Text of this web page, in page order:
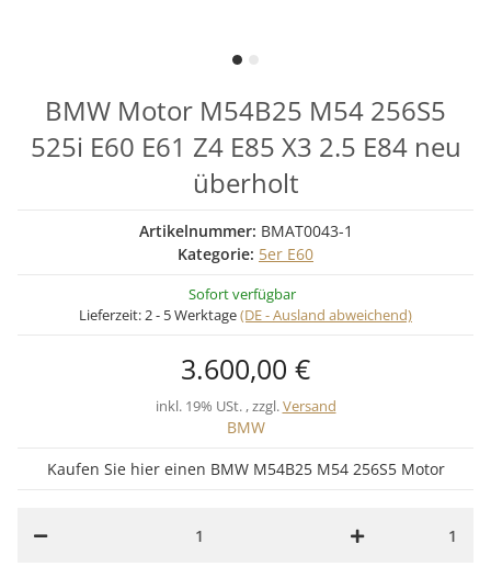
BMW Motor M54B25 M54 256S5
525i E60 E61 Z4 E85 X3 2.5 E84 neu
überholt
Artikelnummer: BMAT0043-1
Kategorie: 5er E60
Sofort verfügbar
Lieferzeit:2 - 5 Werktage(DE - Ausland abweichend)
3.600,00 €
inkl. 19% USt. , zzgl.Versand
BMW
Kaufen Sie hier einen BMW M54B25 M54 256S5 Motor
1